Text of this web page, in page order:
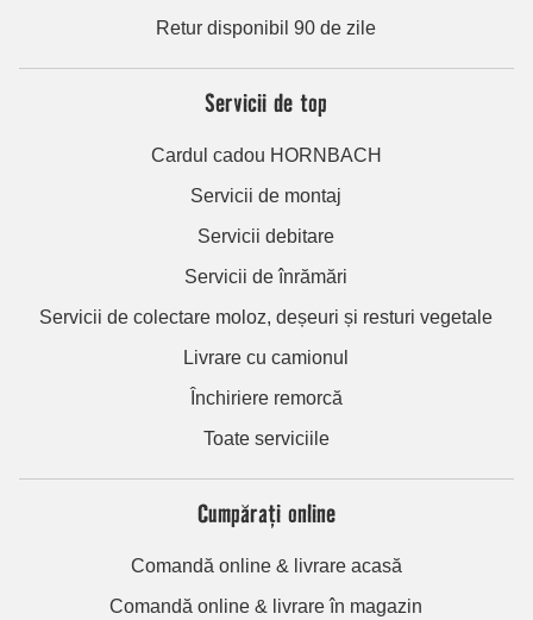
Retur disponibil 90 de zile
Servicii de top
Cardul cadou HORNBACH
Servicii de montaj
Servicii debitare
Servicii de înrămări
Servicii de colectare moloz, deșeuri și resturi vegetale
Livrare cu camionul
Închiriere remorcă
Toate serviciile
Cumpărați online
Comandă online & livrare acasă
Comandă online & livrare în magazin